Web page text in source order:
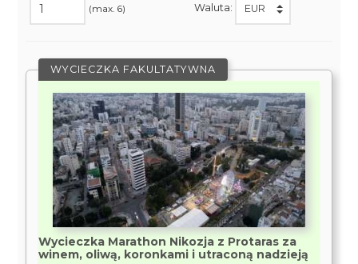
(max. 6) Waluta:
WYCIECZKA FAKULTATYWNA
Wycieczka Marathon Nikozja z Protaras za
winem, oliwą, koronkami i utraconą nadzieją